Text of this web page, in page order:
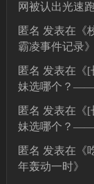
网被认出光速
匿名 发表在《
霸凌事件记录》
匿名 发表在《[
妹选哪个？——
匿名 发表在《[
妹选哪个？——
匿名 发表在《
年轰动一时》